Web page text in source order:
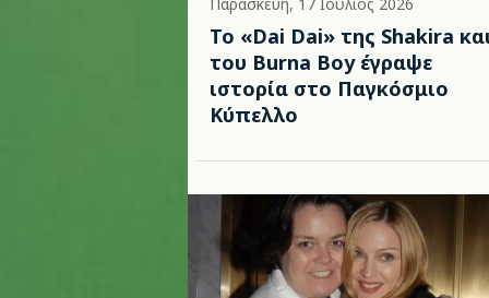
To «Dai Dai» της Shakira
του Burna Boy έγραψε
ιστορία στο Παγκόσμιο
Κύπελλο